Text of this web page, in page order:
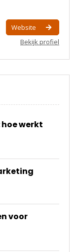
Website
Bekijk profiel
werkt
voor